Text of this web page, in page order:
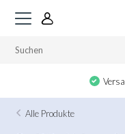
Alle Produkte